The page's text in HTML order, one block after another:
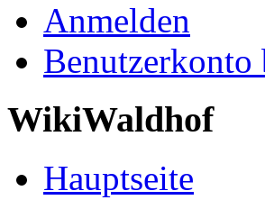
Anmelden
Benutzerkonto
WikiWaldhof
Hauptseite